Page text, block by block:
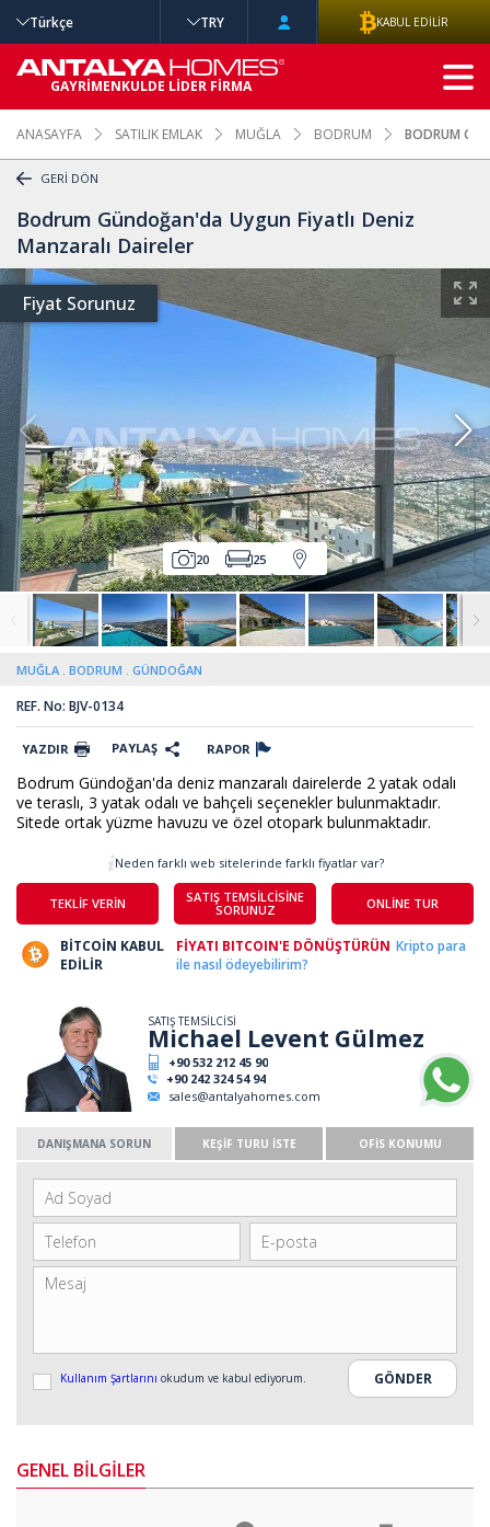
ANASAYFA SATILIK EMLAK MUĞLA BODRUM BODRUM
GERİ DÖN
Bodrum Gündoğan'da Uygun Fiyatlı Deniz
Manzaralı Daireler
Fiyat Sorunuz
20 25
MUĞLA BODRUM GÜNDOĞAN
REF. No: BJV-0134
YAZDIR PAYLAŞ RAPOR
Bodrum Gündoğan'da deniz manzaralı dairelerde 2 yatak odalı
ve teraslı, 3 yatak odalı ve bahçeli seçenekler bulunmaktadır.
Sitede ortak yüzme havuzu ve özel otopark bulunmaktadır.
TEKLİF VERİN
SATIŞ TEMSİLCİSİNE
SORUNUZ
ONLİNE TUR
Neden farklı web sitelerinde farklı fiyatlar var?
BİTCOİN KABUL
EDİLİR
FİYATI BITCOIN'E DÖNÜŞTÜRÜN Kripto para
ile nasıl ödeyebilirim?
SATIŞ TEMSİLCİSİ
Michael Levent Gülmez
+90 532 212 45 90
+90 242 324 54 94
sales@antalyahomes.com
DANIŞMANA SORUN KEŞİF TURU İSTE OFİS KONUMU
Kullanım Şartlarını okudum ve kabul ediyorum.
GENEL BİLGİLER
Türkçe TRY KABUL EDİLİR
GAYRİMENKULDE LİDER FİRMA
GELİŞMİŞ
ARAMA